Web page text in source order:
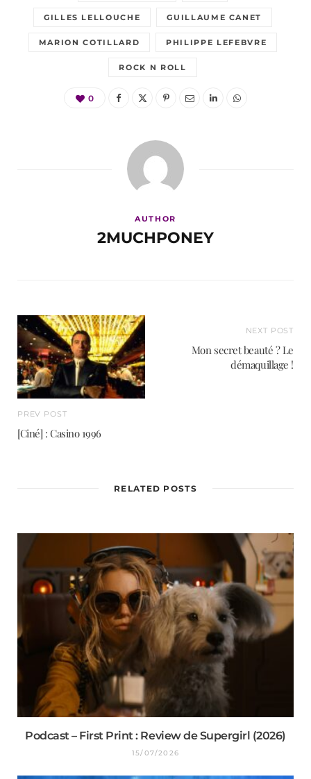
GILLES LELLOUCHE GUILLAUME CANET
MARION COTILLARD PHILIPPE LEFEBVRE
ROCK N ROLL
0
AUTHOR
2MUCHPONEY
PREV POST
[Ciné] : Casino 1996
NEXT POST
Mon secret beauté ? Le
démaquillage !
RELATED POSTS
Podcast – First Print : Review de Supergirl (2026)
15/07/2026